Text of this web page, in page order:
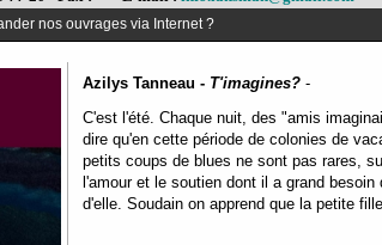
nos ouvrages via Internet ?
Azilys Tanneau - T'imagines? -
C'est l'été. Chaque nuit, des "amis
dire qu'en cette période de colonies de
petits coups de blues ne sont pas rares,
l'amour et le soutien dont il a grand
d'elle. Soudain on apprend que la petite